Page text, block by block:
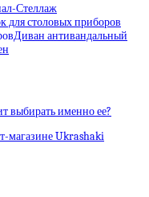
Стеллаж
для столовых приборов
Диван антивандальный
выбирать именно ее?
магазине Ukrashaki